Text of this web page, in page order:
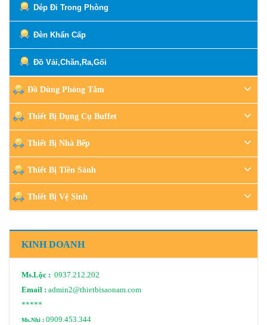
Dép Đi Trong Phòng
Đèn Khẩn Cấp
Đồ Vải,Chăn,Ra,Gối
Đồ Dùng Phòng Tắm
Thiết Bị Dụng Cụ Buffet
Thiết Bị Nhà Bếp
Thiết Bị Tiền Sảnh
Thiết Bị Vệ Sinh
KINH DOANH
Ms.Lộc : 0937.212.202
Email : admin2@thietbisaonam.com
*****
Ms.Nhi : 0909.453.344